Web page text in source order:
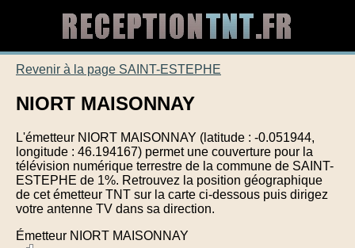
Revenir à la page SAINT-ESTEPHE
NIORT MAISONNAY
L'émetteur NIORT MAISONNAY (latitude : -0.051944,
longitude : 46.194167) permet une couverture pour la
télévision numérique terrestre de la commune de SAINT-
ESTEPHE de 1%. Retrouvez la position géographique
de cet émetteur TNT sur la carte ci-dessous puis dirigez
votre antenne TV dans sa direction.
Émetteur NIORT MAISONNAY